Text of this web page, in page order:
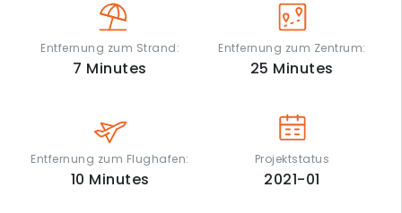
Entfernung zum Strand:
7 Minutes
Entfernung zum Zentrum:
25 Minutes
Entfernung zum Flughafen:
10 Minutes
Projektstatus
2021-01